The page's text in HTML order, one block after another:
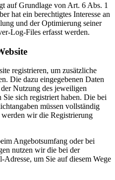
auf Grundlage von Art. 6 Abs. 1
hat ein berechtigtes Interesse an
und der Optimierung seiner
Log-Files erfasst werden.
registrieren, um zusätzliche
Die dazu eingegebenen Daten
Nutzung des jeweiligen
sich registriert haben. Die bei
müssen vollständig
wir die Registrierung
Angebotsumfang oder bei
nutzen wir die bei der
um Sie auf diesem Wege